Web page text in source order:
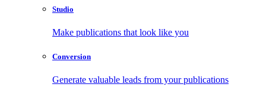
Studio
Make publications that look like you
Conversion
Generate valuable leads from your publications